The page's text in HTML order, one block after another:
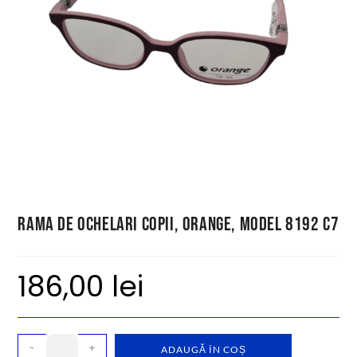
Rama de ochelari copii, Orange, model 8192 C7
186,00 lei
- + ADAUGĂ ÎN COȘ